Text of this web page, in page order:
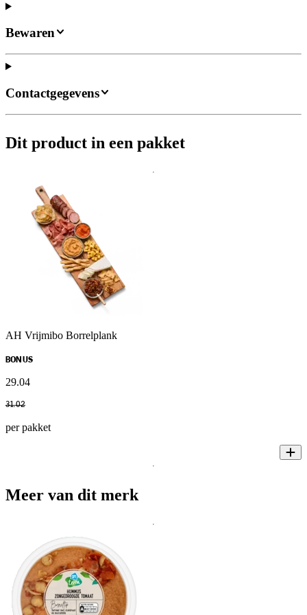
Bewaren
Contactgegevens
Dit product in een pakket
AH Vrijmibo Borrelplank
BONUS
29.04
31.02
per pakket
Meer van dit merk